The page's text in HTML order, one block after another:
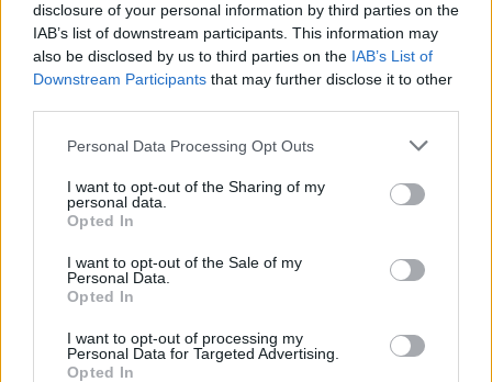
disclosure of your personal information by third parties on the
IAB’s list of downstream participants. This information may
also be disclosed by us to third parties on the IAB’s List of
Downstream Participants that may further disclose it to other
Personal Data Processing Opt Outs
I want to opt-out of the Sharing of my
personal data.
Opted In
I want to opt-out of the Sale of my
Personal Data.
Opted In
I want to opt-out of processing my
Personal Data for Targeted Advertising.
Opted In
αναλαμβάνει παραγγελίες φαγητού
ΤΕΧΝΟΛΟΓΊΑ 13:00, 08/08/2026